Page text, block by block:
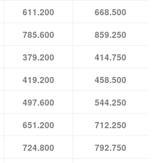
611.200 668.500
785.600
859.250
379.200 414.750
419.200 458.500
497.600 544.250
651.200 712.250
724.800 792.750